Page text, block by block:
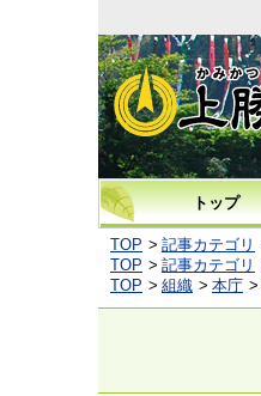
トップ
TOP 記事カテゴリ
TOP
記事カテゴリ
TOP
組織 本庁